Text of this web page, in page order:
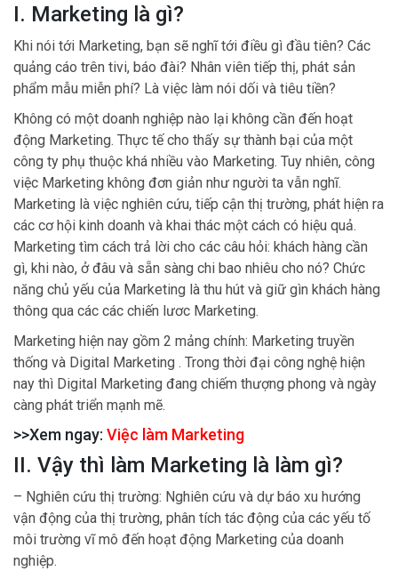
I. Marketing là gì?
Khi nói tới Marketing, bạn sẽ nghĩ tới điều gì đầu tiên? Các
quảng cáo trên tivi, báo đài? Nhân viên tiếp thị, phát sản
phẩm mẫu miễn phí? Là việc làm nói dối và tiêu tiền?
Không có một doanh nghiệp nào lại không cần đến hoạt
động Marketing. Thực tế cho thấy sự thành bại của một
công ty phụ thuộc khá nhiều vào Marketing. Tuy nhiên, công
việc Marketing không đơn giản như người ta vẫn nghĩ.
Marketing là việc nghiên cứu, tiếp cận thị trường, phát hiện ra
các cơ hội kinh doanh và khai thác một cách có hiệu quả.
Marketing tìm cách trả lời cho các câu hỏi: khách hàng cần
gì, khi nào, ở đâu và sẵn sàng chi bao nhiêu cho nó? Chức
năng chủ yếu của Marketing là thu hút và giữ gìn khách hàng
thông qua các các chiến lươc Marketing.
Marketing hiện nay gồm 2 mảng chính: Marketing truyền
thống và Digital Marketing . Trong thời đại công nghệ hiện
nay thì Digital Marketing đang chiếm thượng phong và ngày
càng phát triển mạnh mẽ.
>>Xem ngay: Việc làm Marketing
II. Vậy thì làm Marketing là làm gì?
– Nghiên cứu thị trường: Nghiên cứu và dự báo xu hướng
vận động của thị trường, phân tích tác động của các yếu tố
môi trường vĩ mô đến hoạt động Marketing của doanh
nghiệp.